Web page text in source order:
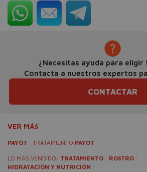
¿Necesitas ayuda para
Contacta a nuestros expertos
CONTACTAR
VER MÁS
PAYOT TRATAMIENTO PAYOT
LO MÁS VENDIDO: TRATAMIENTO
ROSTRO
HIDRATACIÓN Y NUTRICIÓN